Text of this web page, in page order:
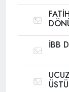
İBB